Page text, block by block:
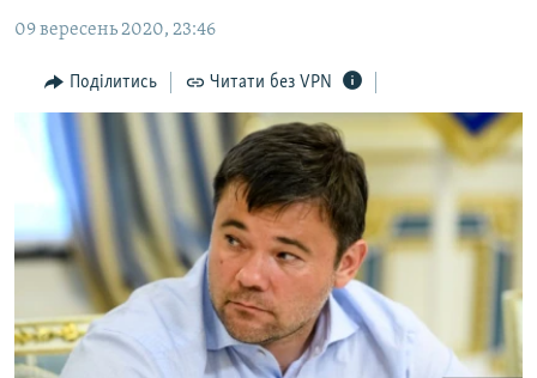
основної
навігації
Перейти
пошуку
БЛОГИ
ПОГЛЯД
ІНТЕРВ'Ю
ВСЕ ЗА ДЕНЬ
СПЕЦПРОЕКТИ
ДЕПОРТАЦІЯ
ВІДЕОУРОКИ «ELIFBE»
СВІДЧЕННЯ ОКУПАЦІЇ
ЯК ОБІЙТИ БЛОКУВАННЯ
Русский
Qırımtatar
09 вересень 2020, 23:46
Поділитись Читати без VPN